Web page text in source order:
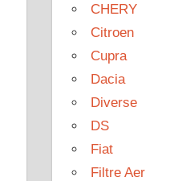
CHERY
Citroen
Cupra
Dacia
Diverse
DS
Fiat
Filtre Aer